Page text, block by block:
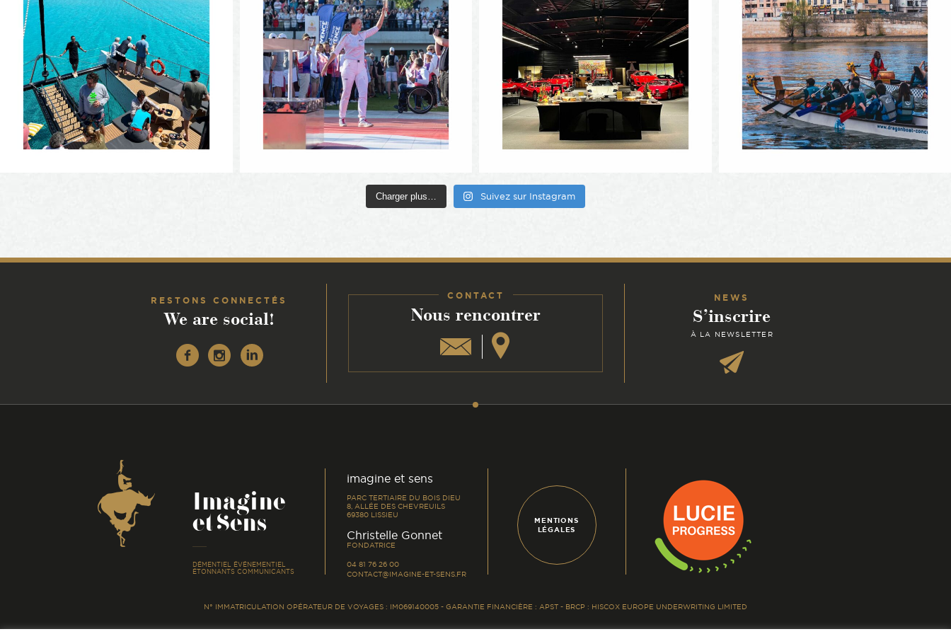
Charger plus… Suivez sur Instagram
RESTONS CONNECTÉS
We are social!
Instagram
Linkedin
CONTACT
Nous rencontrer
NEWS
S’inscrire
À LA NEWSLETTER
Coordonnées
Imagine
et Sens
DÉMENTIEL ÉVÉNEMENTIEL
ÉTONNANTS COMMUNICANTS
imagine et sens
PARC TERTIAIRE DU BOIS DIEU
8, ALLÉE DES CHEVREUILS
69380 LISSIEU
Christelle Gonnet-
FONDATRICE
04 81 76 26 00
CONTACT@IMAGINE-ET-SENS.FR
MENTIONS
LÉGALES
N° IMMATRICULATION OPÉRATEUR DE VOYAGES : IM069140005 - GARANTIE FINANCIÈRE : APST - BRCP : HISCOX EUROPE UNDERWRITING LIMITED